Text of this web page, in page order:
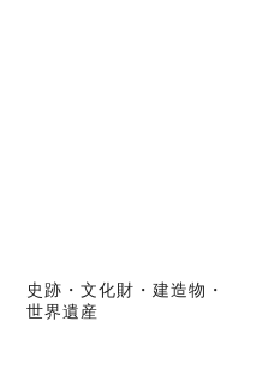
史跡・文化財・建造物・
世界遺産